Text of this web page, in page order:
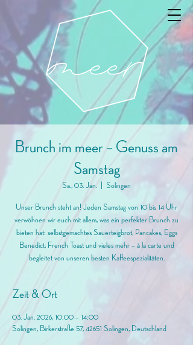
Brunch im meer – Genuss am
Samstag
Sa., 03. Jan. Solingen
Unser Brunch steht an! Jeden Samstag von 10 bis 14 Uhr
verwöhnen wir euch mit allem, was ein perfekter Brunch zu
bieten hat: selbstgemachtes Sauerteigbrot, Pancakes, Eggs
Benedict, French Toast und vieles mehr – à la carte und
begleitet von unseren besten Kaffeespezialitäten.
Zeit & Ort
03. Jan. 2026, 10:00 – 14:00
Solingen, Birkerstraße 57, 42651 Solingen, Deutschland